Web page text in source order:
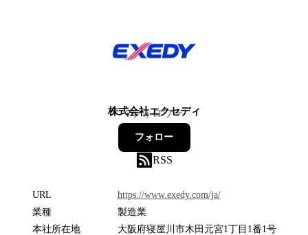
株式会社エクセディ
7フォロワー
フォロー
RSS
URL
https://www.exedy.com/ja/
業種
製造業
本社所在地
大阪府寝屋川市木田元宮1丁目1番1号